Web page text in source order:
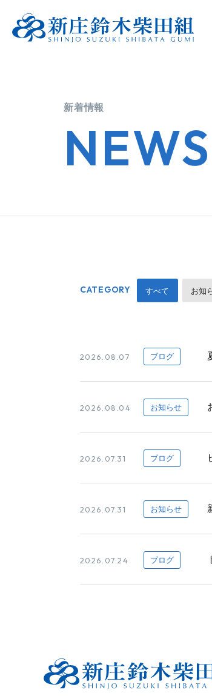
新着情報
NEWS
CATEGORY すべて お知
2026.08.07 ブログ
2026.08.04 お知らせ
2026.07.31 ブログ
2026.07.31 お知らせ
2026.07.24 ブログ